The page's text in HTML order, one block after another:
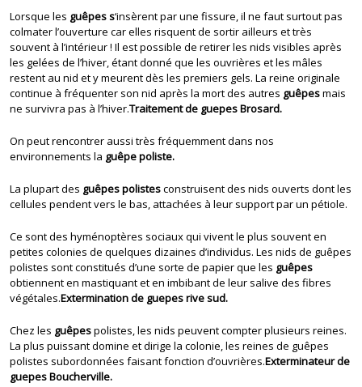
Lorsque les guêpes s‘insèrent par une fissure, il ne faut surtout pas
colmater l’ouverture car elles risquent de sortir ailleurs et très
souvent à l’intérieur ! Il est possible de retirer les nids visibles après
les gelées de l’hiver, étant donné que les ouvrières et les mâles
restent au nid et y meurent dès les premiers gels. La reine originale
continue à fréquenter son nid après la mort des autres guêpesmais
ne survivra pas à l’hiver.Traitement de guepes Brosard.
On peut rencontrer aussi très fréquemment dans nos
environnements la guêpe poliste.
La plupart des guêpes polistesconstruisent des nids ouverts dont les
cellules pendent vers le bas, attachées à leur support par un pétiole.
Ce sont des hyménoptères sociaux qui vivent le plus souvent en
petites colonies de quelques dizaines d’individus. Les nids de guêpes
polistes sont constitués d’une sorte de papier que les guêpes
obtiennent en mastiquant et en imbibant de leur salive des fibres
végétales.Extermination de guepes rive sud.
Chez les guêpespolistes, les nids peuvent compter plusieurs reines.
La plus puissant domine et dirige la colonie, les reines de guêpes
polistes subordonnées faisant fonction d’ouvrières.Exterminateur de
guepes Boucherville.